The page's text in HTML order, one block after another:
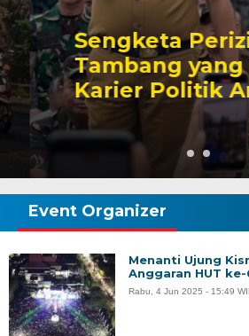
Sengketa
Tambang yang
Karier Politik
Event Organizer
Menanti Ujung
Anggaran HUT
Rabu, 4 Jun 2025 - 15:49